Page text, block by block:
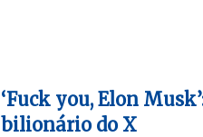
‘Fuck you, Elon
bilionário do X